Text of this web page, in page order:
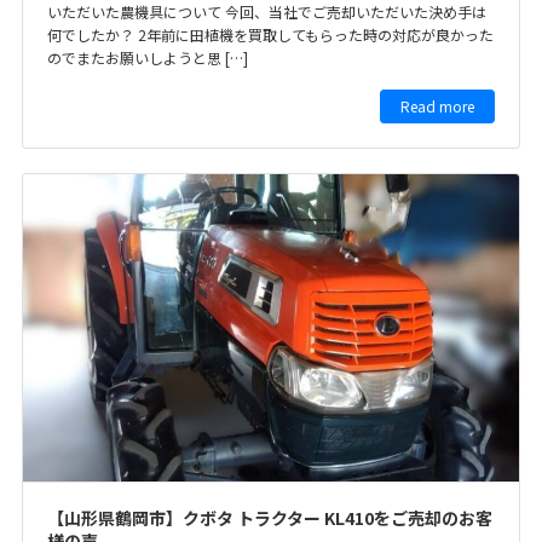
いただいた農機具について 今回、当社でご売却いただいた決め手は
何でしたか？ 2年前に田植機を買取してもらった時の対応が良かった
のでまたお願いしようと思 […]
Read more
【山形県鶴岡市】クボタ トラクター KL410をご売却のお客